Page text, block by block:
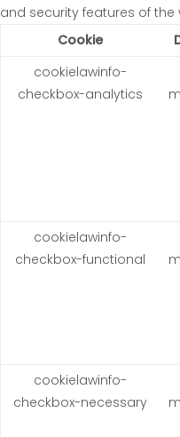
and security features of the
Cookie
cookielawinfo-
checkbox-analytics
cookielawinfo-
checkbox-functional
cookielawinfo-
checkbox-necessary